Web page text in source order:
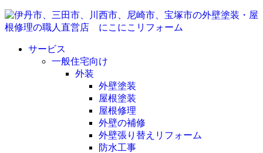
サービス
一般住宅向け
外装
外壁塗装
屋根塗装
屋根修理
外壁の補修
外壁張り替えリフォーム
防水工事